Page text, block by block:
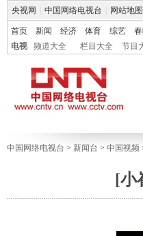
央视网 中国网络电视台 网站地图
首页 新闻 经济 体育 综艺
电视
频道大全 栏目大全 节目
中国网络电视台 > 新闻台 > 中国视频
[小